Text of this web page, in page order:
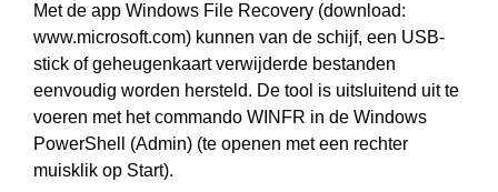
Met de app Windows File Recovery (download:
www.microsoft.com) kunnen van de schijf, een USB-
stick of geheugenkaart verwijderde bestanden
eenvoudig worden hersteld. De tool is uitsluitend uit te
voeren met het commando WINFR in de Windows
PowerShell (Admin) (te openen met een rechter
muisklik op Start).